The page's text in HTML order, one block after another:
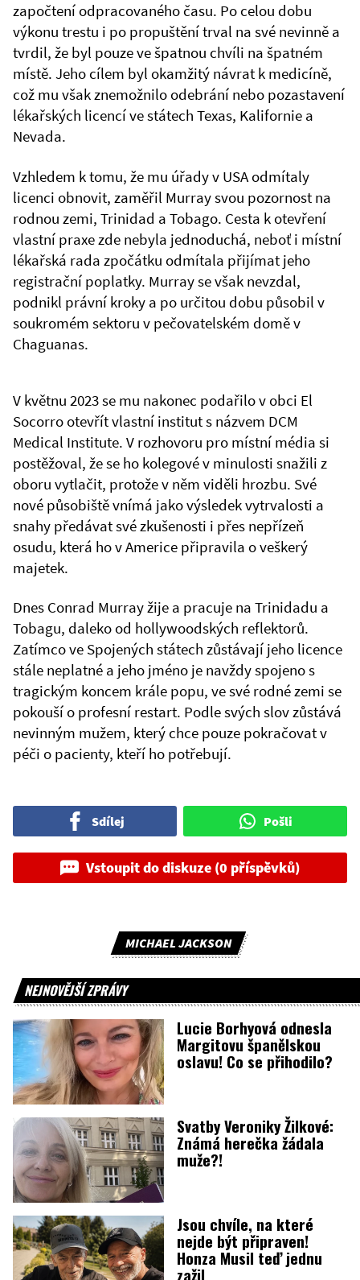
započtení odpracovaného času. Po celou dobu
výkonu trestu i po propuštění trval na své nevinně a
tvrdil, že byl pouze ve špatnou chvíli na špatném
místě. Jeho cílem byl okamžitý návrat k medicíně,
což mu však znemožnilo odebrání nebo pozastavení
lékařských licencí ve státech Texas, Kalifornie a
Nevada.
Vzhledem k tomu, že mu úřady v USA odmítaly
licenci obnovit, zaměřil Murray svou pozornost na
rodnou zemi, Trinidad a Tobago. Cesta k otevření
vlastní praxe zde nebyla jednoduchá, neboť i místní
lékařská rada zpočátku odmítala přijímat jeho
registrační poplatky. Murray se však nevzdal,
podnikl právní kroky a po určitou dobu působil v
soukromém sektoru v pečovatelském domě v
Chaguanas.
V květnu 2023 se mu nakonec podařilo v obci El
Socorro otevřít vlastní institut s názvem DCM
Medical Institute. V rozhovoru pro místní média si
postěžoval, že se ho kolegové v minulosti snažili z
oboru vytlačit, protože v něm viděli hrozbu. Své
nové působiště vnímá jako výsledek vytrvalosti a
snahy předávat své zkušenosti i přes nepřízeň
osudu, která ho v Americe připravila o veškerý
majetek.
Dnes Conrad Murray žije a pracuje na Trinidadu a
Tobagu, daleko od hollywoodských reflektorů.
Zatímco ve Spojených státech zůstávají jeho licence
stále neplatné a jeho jméno je navždy spojeno s
tragickým koncem krále popu, ve své rodné zemi se
pokouší o profesní restart. Podle svých slov zůstává
nevinným mužem, který chce pouze pokračovat v
péči o pacienty, kteří ho potřebují.
Sdílej Pošli
Vstoupit do diskuze (0 příspěvků)
MICHAEL JACKSON
NEJNOVĚJŠÍ ZPRÁVY
Lucie Borhyová odnesla
Margitovu španělskou
oslavu! Co se přihodilo?
Svatby Veroniky Žilkové:
Známá herečka žádala
muže?!
Jsou chvíle, na které
nejde být připraven!
Honza Musil teď jednu
zažil